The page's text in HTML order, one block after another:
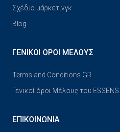
Σχέδιο μάρκετινγκ
Blog
ΓΕΝΙΚΟΊ ΌΡΟΙ ΜΈΛΟΥΣ
Terms and Conditions GR
Γενικοί όροι Μέλους του
ΕΠΙΚΟΙΝΩΝΊΑ